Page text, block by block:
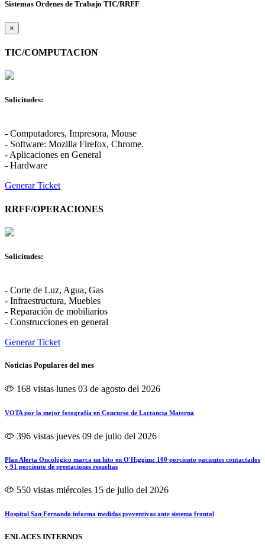
Sistemas Ordenes de Trabajo TIC/RRFF
×
TIC/COMPUTACION
Solicitudes:
- Computadores, Impresora, Mouse
- Software: Mozilla Firefox, Chrome.
- Aplicaciones en General
- Hardware
Generar Ticket
RRFF/OPERACIONES
Solicitudes:
- Corte de Luz, Agua, Gas
- Infraestructura, Muebles
- Reparación de mobiliarios
- Construcciones en general
Generar Ticket
Noticias Populares del mes
168 vistas lunes 03 de agosto del 2026
VOTA por la mejor fotografía en Concurso de Lactancia Materna
396 vistas jueves 09 de julio del 2026
Plan Alerta Oncológico marca un hito en O'Higgins: 100 porciento pacientes contactados
y 91 porciento de prestaciones resueltas
550 vistas miércoles 15 de julio del 2026
Hospital San Fernando informa medidas preventivas ante sistema frontal
ENLACES INTERNOS